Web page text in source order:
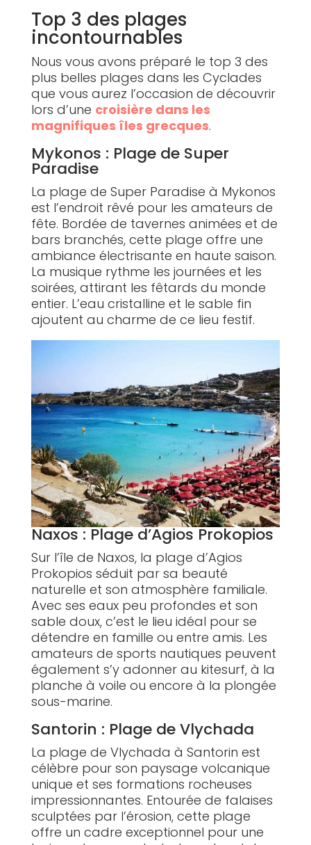
Top 3 des plages
incontournables
Nous vous avons préparé le top 3 des
plus belles plages dans les Cyclades
que vous aurez l’occasion de découvrir
lors d’une croisière dans les
magnifiques îles grecques.
Mykonos : Plage de Super
Paradise
La plage de Super Paradise à Mykonos
est l’endroit rêvé pour les amateurs de
fête. Bordée de tavernes animées et de
bars branchés, cette plage offre une
ambiance électrisante en haute saison.
La musique rythme les journées et les
soirées, attirant les fêtards du monde
entier. L’eau cristalline et le sable fin
ajoutent au charme de ce lieu festif.
Naxos : Plage d’Agios Prokopios
Sur l’île de Naxos, la plage d’Agios
Prokopios séduit par sa beauté
naturelle et son atmosphère familiale.
Avec ses eaux peu profondes et son
sable doux, c’est le lieu idéal pour se
détendre en famille ou entre amis. Les
amateurs de sports nautiques peuvent
également s’y adonner au kitesurf, à la
planche à voile ou encore à la plongée
sous-marine.
Santorin : Plage de Vlychada
La plage de Vlychada à Santorin est
célèbre pour son paysage volcanique
unique et ses formations rocheuses
impressionnantes. Entourée de falaises
sculptées par l’érosion, cette plage
offre un cadre exceptionnel pour une